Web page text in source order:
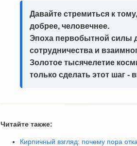
Давайте стремиться к
добрее, человечнее.
Эпоха первобытной силы
сотрудничества и
Золотое тысячелетие
только сделать этот шаг -
Читайте также:
Кирпичный взгляд: почему пора